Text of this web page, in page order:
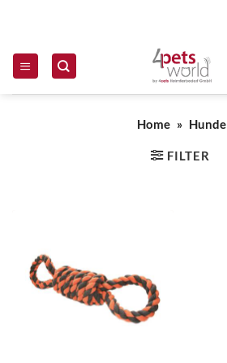
Home » Hunde
FILTER